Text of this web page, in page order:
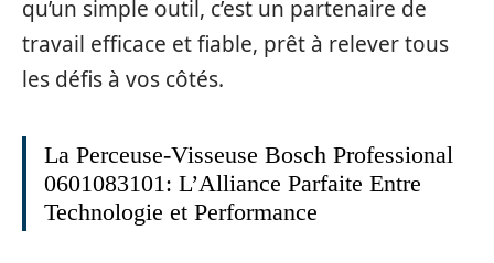
qu’un simple outil, c’est un partenaire de
travail efficace et fiable, prêt à relever tous
les défis à vos côtés.
La Perceuse-Visseuse Bosch Professional
0601083101: L’Alliance Parfaite Entre
Technologie et Performance